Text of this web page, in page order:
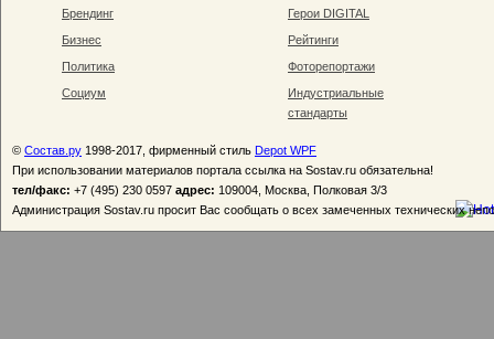
Брендинг
Бизнес
Политика
Социум
Герои DIGITAL
Рейтинги
Фоторепортажи
Индустриальные
стандарты
© Состав.ру 1998-2017, фирменный стиль Depot WPF
При использовании материалов портала ссылка на Sostav.ru обязательна!
тел/факс: +7 (495) 230 0597 адрес: 109004, Москва, Полковая 3/3
Администрация Sostav.ru просит Вас сообщать о всех замеченных технических